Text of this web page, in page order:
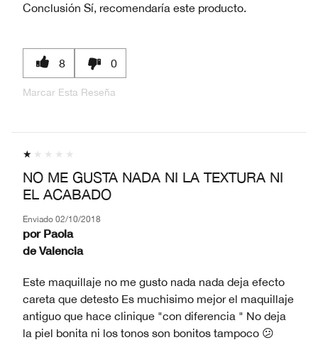
Conclusión Sí, recomendaría este producto.
8 0
Marcar Esta Reseña
NO ME GUSTA NADA NI LA TEXTURA NI
EL ACABADO
Enviado 02/10/2018
por Paola
de Valencia
Este maquillaje no me gusto nada nada deja efecto
careta que detesto Es muchisimo mejor el maquillaje
antiguo que hace clinique "con diferencia " No deja
la piel bonita ni los tonos son bonitos tampoco 😕